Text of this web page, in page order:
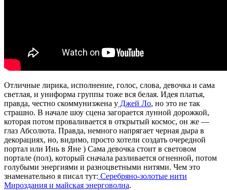
Отличные лирика, исполнение, голос, слова, девочка и сама
светлая, и униформа группы тоже вся белая. Идея платья,
правда, честно скоммунизжена у Джей Ло, но это не так
страшно. В начале шоу сцена загорается лунной дорожкой,
которая потом проваливается в открытый космос, он же —
глаз Абсолюта. Правда, немного напрягает черная дыра в
декорациях, но, видимо, просто хотели создать очередной
портал или Инь в Яне ) Сама девочка стоит в световом
портале (пол), который сначала разливается огненной, потом
голубыми энергиями и разноцветными нитями. Чем это
знаменательно я писал тут: Серебряно-золотые нити
Мироздания и майская энерговолна.